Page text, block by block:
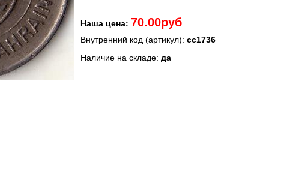
Наша цена: 70.00руб
Внутренний код (артикул): сс1736
Наличие на складе: да